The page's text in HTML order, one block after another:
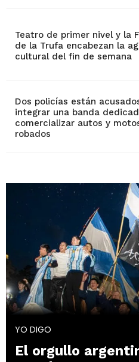
Teatro de primer nivel y la
de la Trufa encabezan la
cultural del fin de semana
Dos policías están
integrar una banda
comercializar autos y
robados
YO DIGO
El orgullo